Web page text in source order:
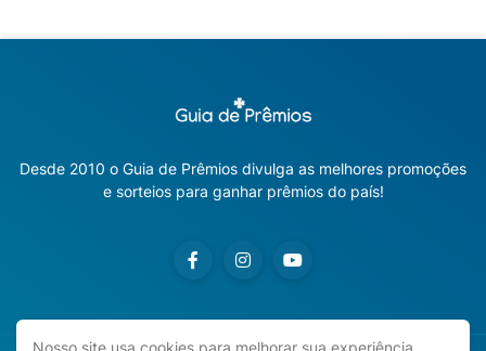
Desde 2010 o Guia de Prêmios divulga as melhores promoções
e sorteios para ganhar prêmios do país!
Nosso site usa cookies para melhorar sua experiência.